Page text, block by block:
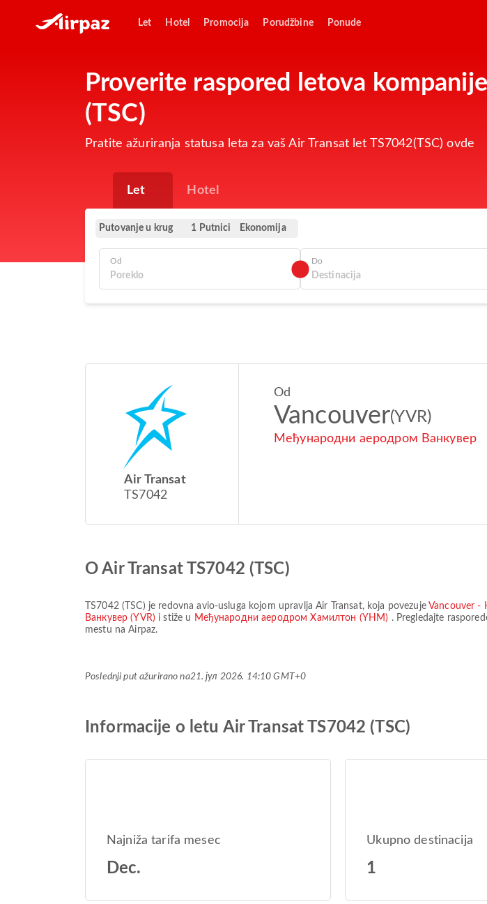
Let Hotel Promocija Porudžbine Ponude
Proverite raspored letova
(TSC)
Pratite ažuriranja statusa leta za vaš Air Transat let TS7042(TSC) ovde
Let Hotel
Putovanje u krug 1 Putnici Ekonomija
Od Do
Air Transat
TS7042
Od
Vancouver(YVR)
Међународни аеродром Ванкувер
O Air Transat TS7042 (TSC)
TS7042( TSC) je redovna avio-usluga kojom upravljaAir Transat, koja povezuje Vancouver -
Ванкувер (YVR) i stiže u Међународни аеродром Хамилтон (YHM) . Pregledajte
mestu na Airpaz.
Poslednji put ažurirano na21. јул 2026. 14:10 GMT+0
Informacije o letu Air Transat TS7042 (TSC)
Najniža tarifa mesec
Dec.
Ukupno destinacija
1